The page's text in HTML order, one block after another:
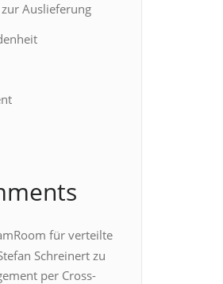
Auslieferung
für verteilte
Schreinert zu
per Cross-